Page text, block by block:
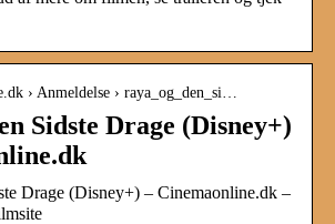
› Anmeldelse › raya_og_den_si…
Sidste Drage (Disney+)
Drage (Disney+) – Cinemaonline.dk –